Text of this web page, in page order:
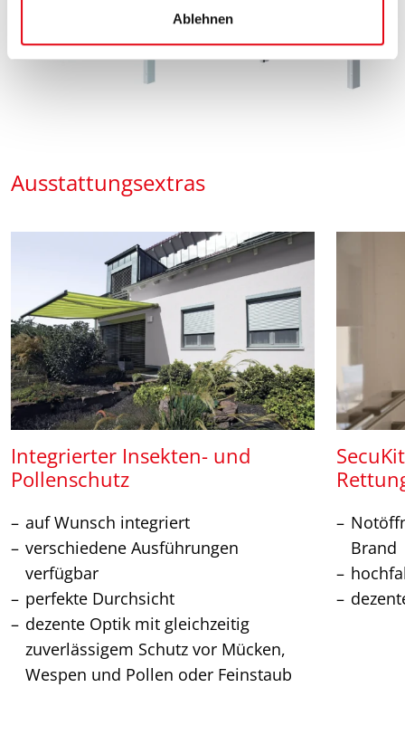
Ablehnen
Ausstattungsextras
Integrierter Insekten- und
Pollenschutz
auf Wunsch integriert
verschiedene Ausführungen
verfügbar
perfekte Durchsicht
dezente Optik mit gleichzeitig
zuverlässigem Schutz vor Mücken,
Wespen und Pollen oder Feinstaub
Brand